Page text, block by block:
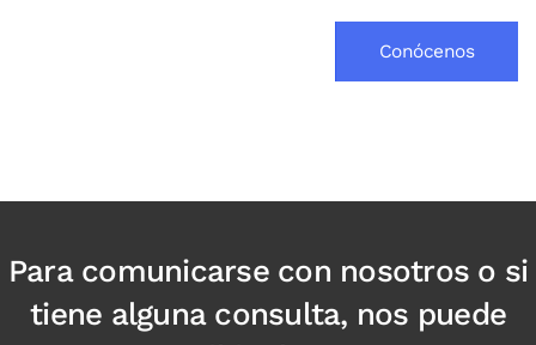
Conócenos
Para comunicarse con nosotros o si
tiene alguna consulta, nos puede